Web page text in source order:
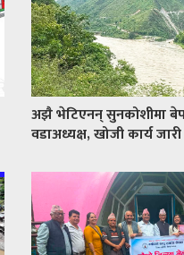
अझै भेटिएनन् सुनकोशीमा
वडाअध्यक्ष, खोजी कार्य जारी